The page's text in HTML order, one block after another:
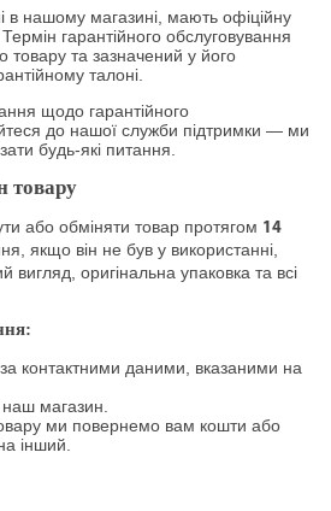
в нашому магазині, мають офіційну
гарантійного обслуговування
товару та зазначений у його
талоні.
щодо гарантійного
до нашої служби підтримки — ми
будь-які питання.
товару
або обміняти товар протягом 14
якщо він не був у використанні,
вигляд, оригінальна упаковка та всі
за контактними даними, вказаними на
магазин.
ми повернемо вам кошти або
інший.